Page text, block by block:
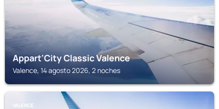
Appart'City Classic Valence
Valence, 14 agosto 2026, 2 noches
VALENCE